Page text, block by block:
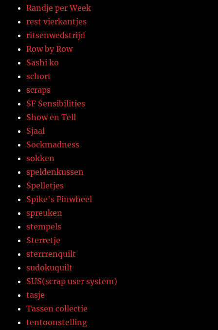
Randje per Week
rest vierkantjes
ritsenwedstrijd
Row by Row
Sashi ko
schort
scraps
SF Sensibilities
Show en Tell
Sjaal
Sockmadness
sokken
speldenkussen
Spelletjes
Spike's Pinwheel
spreuken
stempels
Sterretje
sterrrenquilt
sudokuquilt
SUS(scrap user system)
tasje
Tassen collectie
tentoonstelling